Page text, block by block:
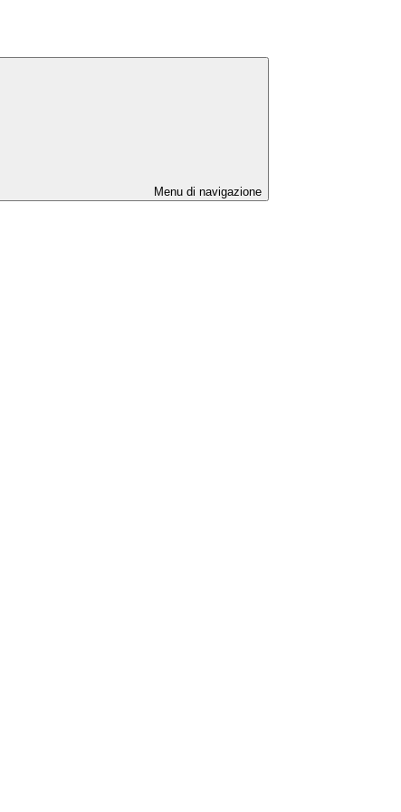
Menu di navigazione